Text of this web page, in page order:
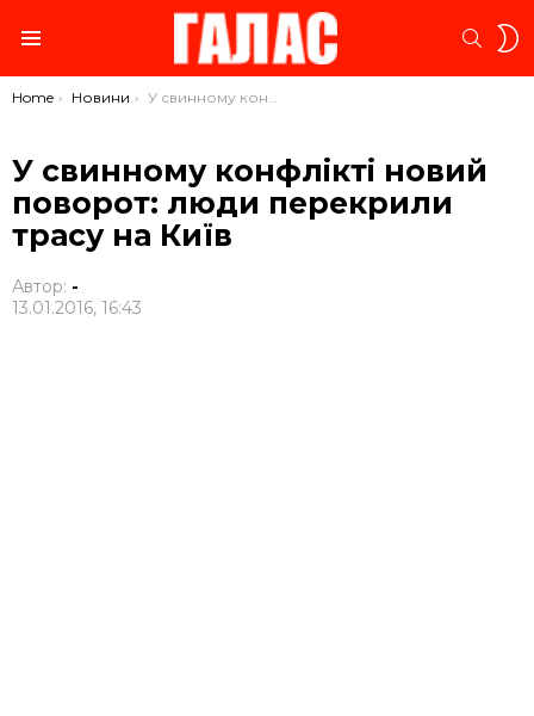
You are here:
Home Новини У свинному конфлікті новий поворот: люди перекрили трасу на Київ
У свинному конфлікті новий
поворот: люди перекрили
трасу на Київ
Автор: -
13.01.2016, 16:43